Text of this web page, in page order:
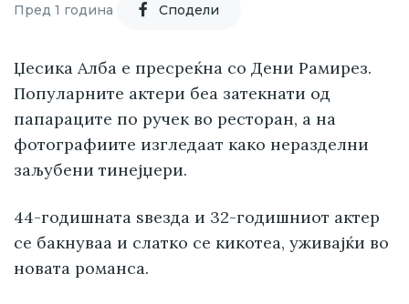
Пред 1 година Cподели
Џесика Алба е пресреќна со Дени Рамирез.
Популарните актери беа затекнати од
папараците по ручек во ресторан, а на
фотографиите изгледаат како неразделни
заљубени тинејџери.
44-годишната ѕвезда и 32-годишниот актер
се бакнуваа и слатко се кикотеа, уживајќи во
новата романса.